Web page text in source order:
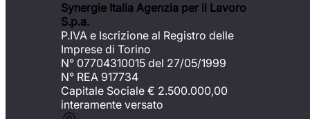
Synergie Italia Agenzia per il Lavoro
S.p.a.
P.IVA e Iscrizione al Registro delle
Imprese di Torino
N° 07704310015 del 27/05/1999
N° REA 917734
Capitale Sociale € 2.500.000,00
interamente versato